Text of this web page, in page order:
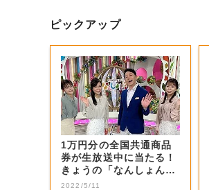
ピックアップ
1万円分の全国共通商品
券が生放送中に当たる！
きょうの「なんしょん？
生電話クイズ」...
2022/5/11